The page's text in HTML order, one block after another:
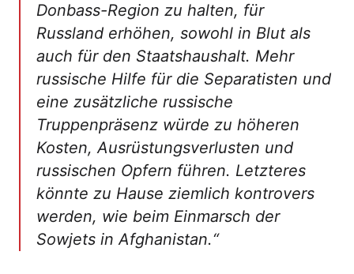
Donbass-Region zu halten, für
Russland erhöhen, sowohl in Blut als
auch für den Staatshaushalt. Mehr
russische Hilfe für die Separatisten und
eine zusätzliche russische
Truppenpräsenz würde zu höheren
Kosten, Ausrüstungsverlusten und
russischen Opfern führen. Letzteres
könnte zu Hause ziemlich kontrovers
werden, wie beim Einmarsch der
Sowjets in Afghanistan.“